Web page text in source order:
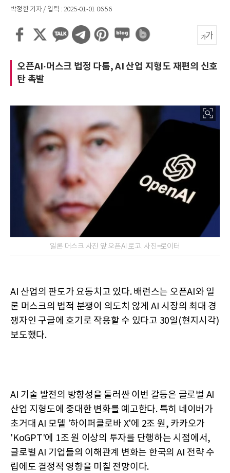
박정한 기자 / 입력 : 2025-01-01 06:56
오픈AI·머스크 법정 다툼, AI 산업 지형도 재편의 신호
탄 촉발
일론 머스크 사진 앞 오픈AI 로고. 사진=로이터
AI 산업의 판도가 요동치고 있다. 배런스는 오픈AI와 일
론 머스크의 법적 분쟁이 의도치 않게 AI 시장의 최대 경
쟁자인 구글에 호기로 작용할 수 있다고 30일(현지시각)
보도했다.
AI 기술 발전의 방향성을 둘러싼 이번 갈등은 글로벌 AI
산업 지형도에 중대한 변화를 예고한다. 특히 네이버가
초거대 AI 모델 '하이퍼클로바 X'에 2조 원, 카카오가
'KoGPT'에 1조 원 이상의 투자를 단행하는 시점에서,
글로벌 AI 기업들의 이해관계 변화는 한국의 AI 전략 수
립에도 결정적 영향을 미칠 전망이다.